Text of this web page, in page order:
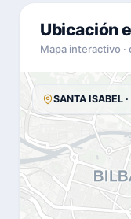
Ubicación
Mapa interactivo ·
SANTA ISABEL